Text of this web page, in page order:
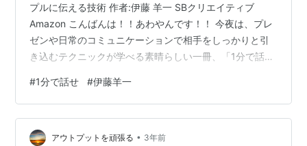
プルに伝える技術 作者:伊藤 羊一 SBクリエイティブ
Amazon こんばんは！！あわやんです！！ 今夜は、プレ
ゼンや日常のコミュニケーションで相手をしっかりと引
き込むテクニックが学べる素晴らしい一冊、「1分で話
書かれ、彼が孫正義さんに認められた経験をもとに、効
果的な伝え方が語られています。短時間でポイントを押
さえた話し方が学べるので、忙しいビジネスパーソンに
もぴったりですよ！ 本の内容「1分で話せ」では、プレゼ
#1分で話せ #伊藤羊一
アウトプットを頑張る • 3年前